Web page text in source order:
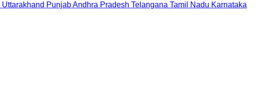
Uttarakhand PunjabAndhra Pradesh Telangana Tamil Nadu Karnataka